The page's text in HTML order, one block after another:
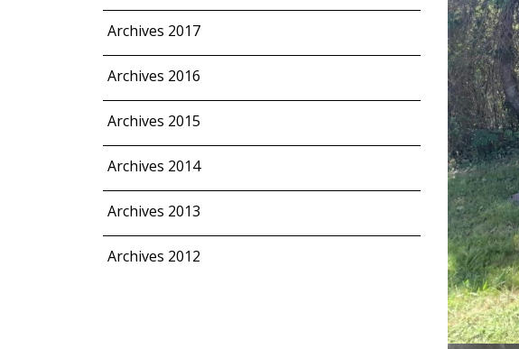
Archives 2017
Archives 2016
Archives 2015
Archives 2014
Archives 2013
Archives 2012